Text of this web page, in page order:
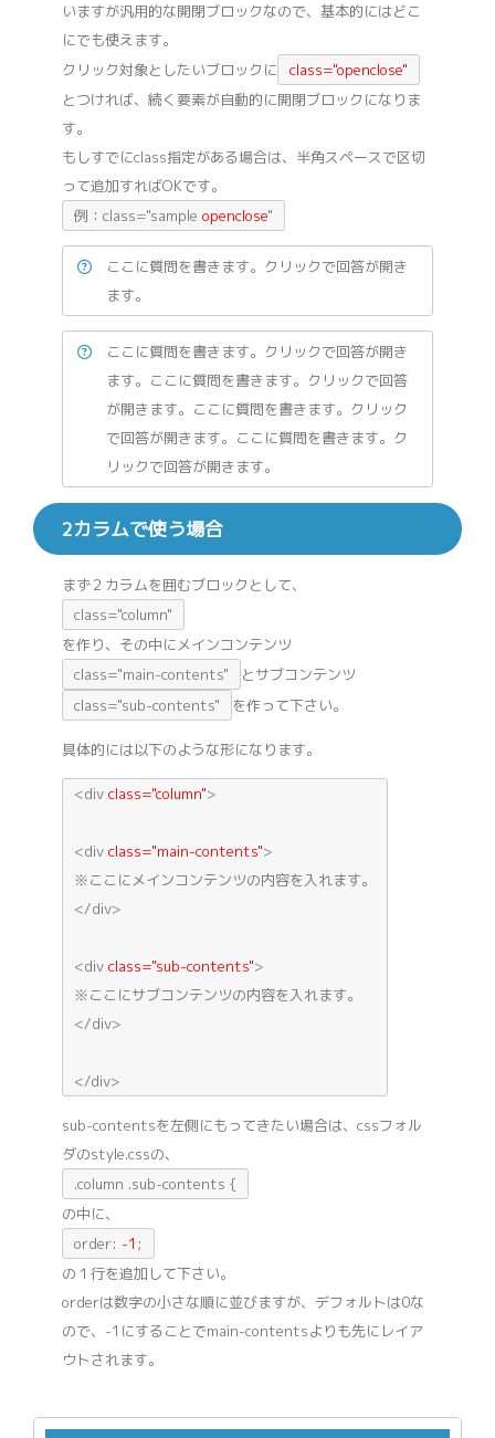
いますが汎用的な開閉ブロックなので、基本的にはどこ
にでも使えます。
クリック対象としたいブロックに
class="openclose"
とつければ、続く要素が自動的に開閉ブロックになりま
す。
もしすでにclass指定がある場合は、半角スペースで区切
って追加すればOKです。
例：class="sampleopenclose"
ここに質問を書きます。クリックで回答が開き
ます。
ここに質問を書きます。クリックで回答が開き
ます。ここに質問を書きます。クリックで回答
が開きます。ここに質問を書きます。クリック
で回答が開きます。ここに質問を書きます。ク
リックで回答が開きます。
2カラムで使う場合
まず２カラムを囲むブロックとして、
class="column"
を作り、その中にメインコンテンツ
class="main-contents"
とサブコンテンツ
class="sub-contents"
を作って下さい。
具体的には以下のような形になります。
<divclass="column">
<divclass="main-contents">
※ここにメインコンテンツの内容を入れます。
</div>
<divclass="sub-contents">
※ここにサブコンテンツの内容を入れます。
</div>
</div>
sub-contentsを左側にもってきたい場合は、cssフォル
ダのstyle.cssの、
.column .sub-contents {
の中に、
order: -1 ;
の１行を追加して下さい。
orderは数字の小さな順に並びますが、デフォルトは0な
ので、-1にすることでmain-contentsよりも先にレイア
ウトされます。